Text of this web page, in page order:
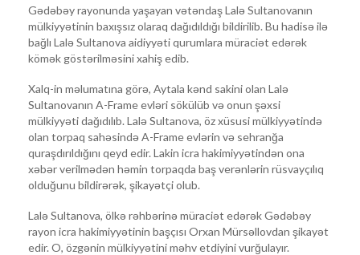
Gədəbəy rayonunda yaşayan vətəndaş Lalə Sultanovanın
mülkiyyətinin baxışsız olaraq dağıdıldığı bildirilib. Bu hadisə ilə
bağlı Lalə Sultanova aidiyyəti qurumlara müraciət edərək
kömək göstərilməsini xahiş edib.
Xalq-in məlumatına görə, Aytala kənd sakini olan Lalə
Sultanovanın A-Frame evləri sökülüb və onun şəxsi
mülkiyyəti dağıdılıb. Lalə Sultanova, öz xüsusi mülkiyyətində
olan torpaq sahəsində A-Frame evlərin və sehranğa
quraşdırıldığını qeyd edir. Lakin icra hakimiyyətindən ona
xəbər verilmədən həmin torpaqda baş verənlərin rüsvayçılıq
olduğunu bildirərək, şikayətçi olub.
Lalə Sultanova, ölkə rəhbərinə müraciət edərək Gədəbəy
rayon icra hakimiyyətinin başçısı Orxan Mürsəllovdan şikayət
edir. O, özgənin mülkiyyətini məhv etdiyini vurğulayır.